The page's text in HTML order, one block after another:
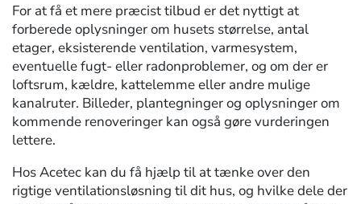
For at få et mere præcist tilbud er det nyttigt at
forberede oplysninger om husets størrelse, antal
etager, eksisterende ventilation, varmesystem,
eventuelle fugt- eller radonproblemer, og om der er
loftsrum, kældre, kattelemme eller andre mulige
kanalruter. Billeder, plantegninger og oplysninger om
kommende renoveringer kan også gøre vurderingen
lettere.
Hos Acetec kan du få hjælp til at tænke over den
rigtige ventilationsløsning til dit hus, og hvilke dele der